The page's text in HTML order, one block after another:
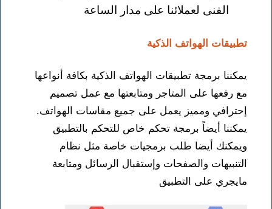
الفنى لعملائنا على مدار الساعة
تطبيقات الهواتف الذكية
يمكننا برمجة تطبيقات الهواتف الذكية بكافة أنواعها
مع رفعها على المتاجر ومتابعتها مع عمل تصميم
إحترافي ومميز يعمل على جميع مقاسات الهواتف.
يمكننا أيضاً برمجة تحكم خاص للتحكم بالتطبيق
ويمكنك أيضا طلب برمجيات خاصة مثل نظام
التنبيهات والصفحات وإستقبال الرسائل ومتابعة
مايجري على التطبيق